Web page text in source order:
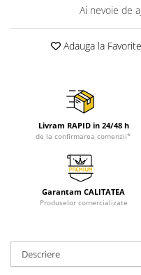
Ai nevoie de
Adauga la Favorite
Livram RAPID in 24/48 h
de la confirmarea comenzii*
Garantam CALITATEA
Produselor comercializate
Descriere